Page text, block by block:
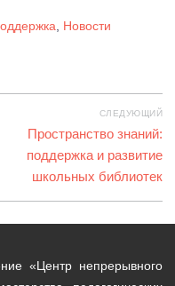
Новости
СЛЕДУЮЩИЙ
Следующая
запись:
Пространство знаний:
поддержка и развитие
школьных библиотек
«Центр непрерывного